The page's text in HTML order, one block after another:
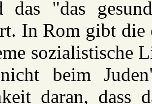
das "das
In Rom gibt
sozialistische
beim
daran,